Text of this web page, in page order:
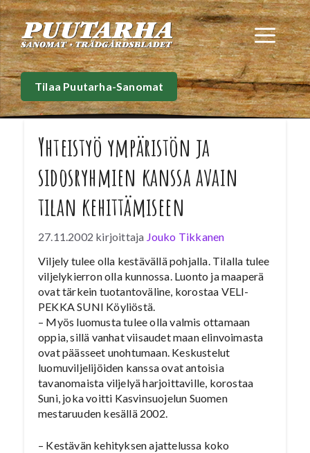
Siirry
sisältöön
Tilaa Puutarha-Sanomat
Yhteistyö ympäristön ja
sidosryhmien kanssa avain
tilan kehittämiseen
27.11.2002 kirjoittaja Jouko Tikkanen
Viljely tulee olla kestävällä pohjalla. Tilalla tulee
viljelykierron olla kunnossa. Luonto ja maaperä
ovat tärkein tuotantoväline, korostaa VELI-
PEKKA SUNI Köyliöstä.
– Myös luomusta tulee olla valmis ottamaan
oppia, sillä vanhat viisaudet maan elinvoimasta
ovat päässeet unohtumaan. Keskustelut
luomuviljelijöiden kanssa ovat antoisia
tavanomaista viljelyä harjoittaville, korostaa
Suni, joka voitti Kasvinsuojelun Suomen
mestaruuden kesällä 2002.
– Kestävän kehityksen ajattelussa koko